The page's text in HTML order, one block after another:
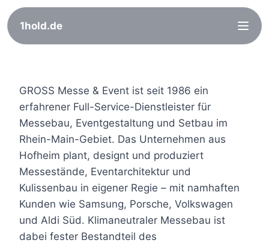
1hold.de
springenGROSS Messe & Event ist seit 1986 ein
erfahrener Full-Service-Dienstleister für
Messebau, Eventgestaltung und Setbau im
Rhein-Main-Gebiet. Das Unternehmen aus
Hofheim plant, designt und produziert
Messestände, Eventarchitektur und
Kulissenbau in eigener Regie – mit namhaften
Kunden wie Samsung, Porsche, Volkswagen
und Aldi Süd. Klimaneutraler Messebau ist
dabei fester Bestandteil des